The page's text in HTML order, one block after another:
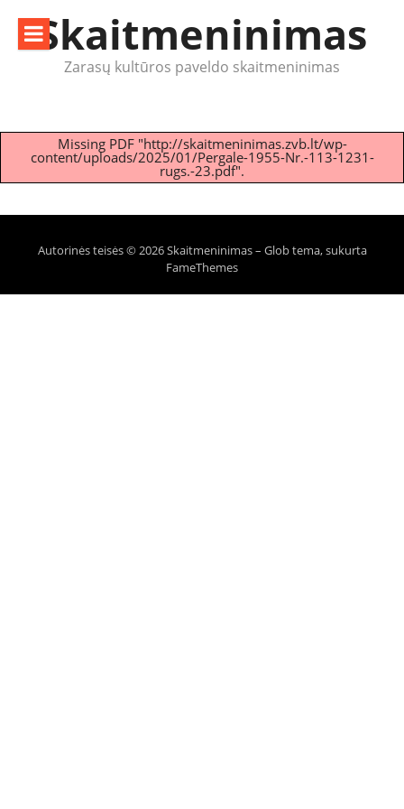
turinioSkaitmeninimas
Zarasų kultūros paveldo skaitmeninimas
Missing PDF "http://skaitmeninimas.zvb.lt/wp-
content/uploads/2025/01/Pergale-1955-Nr.-113-1231-
rugs.-23.pdf".
Autorinės teisės © 2026 Skaitmeninimas– Glob tema, sukurta
FameThemes